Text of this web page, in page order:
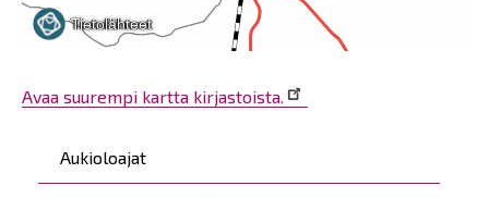
Päävalikko
Aukioloajat
Avaa suurempi kartta kirjastoista.